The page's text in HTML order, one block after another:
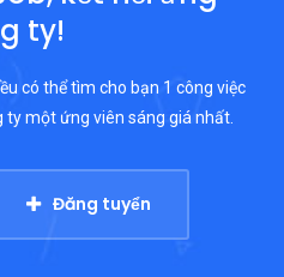
ty!
có thể tìm cho bạn 1 công việc
ty một ứng viên sáng giá nhất.
Đăng tuyển